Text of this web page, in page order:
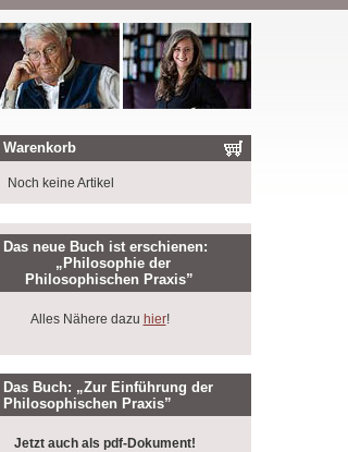
Warenkorb
Noch keine Artikel
Das neue Buch ist erschienen:
„Philosophie der
Philosophischen Praxis”
Alles Nähere dazu hier!
Das Buch: „Zur Einführung der
Philosophischen Praxis”
Jetzt auch als pdf-Dokument!